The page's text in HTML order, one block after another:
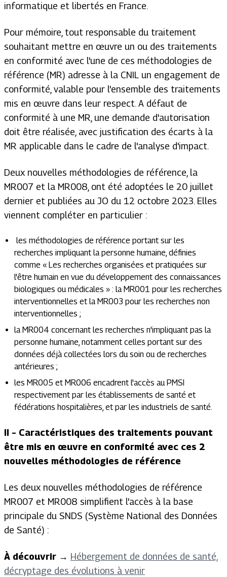
informatique et libertés en France.
Pour mémoire, tout responsable du traitement
souhaitant mettre en œuvre un ou des traitements
en conformité avec l'une de ces méthodologies de
référence (MR) adresse à la CNIL un engagement de
conformité, valable pour l'ensemble des traitements
mis en œuvre dans leur respect. A défaut de
conformité à une MR, une demande d'autorisation
doit être réalisée, avec justification des écarts à la
MR applicable dans le cadre de l'analyse d'impact.
Deux nouvelles méthodologies de référence, la
MR007 et la MR008, ont été adoptées le 20 juillet
dernier et publiées au JO du 12 octobre 2023. Elles
viennent compléter en particulier :
les méthodologies de référence portant sur les
recherches impliquant la personne humaine, définies
comme « Les recherches organisées et pratiquées sur
l'être humain en vue du développement des connaissances
biologiques ou médicales » : la MR001 pour les recherches
interventionnelles et la MR003 pour les recherches non
interventionnelles ;
la MR004 concernant les recherches n'impliquant pas la
personne humaine, notamment celles portant sur des
données déjà collectées lors du soin ou de recherches
antérieures ;
les MR005 et MR006 encadrent l'accès au PMSI
respectivement par les établissements de santé et
fédérations hospitalières, et par les industriels de santé.
II – Caractéristiques des traitements pouvant
être mis en œuvre en conformité avec ces 2
nouvelles méthodologies de référence
Les deux nouvelles méthodologies de référence
MR007 et MR008 simplifient l'accès à la base
principale du SNDS (Système National des Données
de Santé) :
À découvrir → Hébergement de données de santé,
décryptage des évolutions à venir